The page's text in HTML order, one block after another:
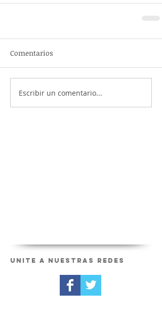
Comentarios
Escribir un comentario...
Unite a nuestras redes